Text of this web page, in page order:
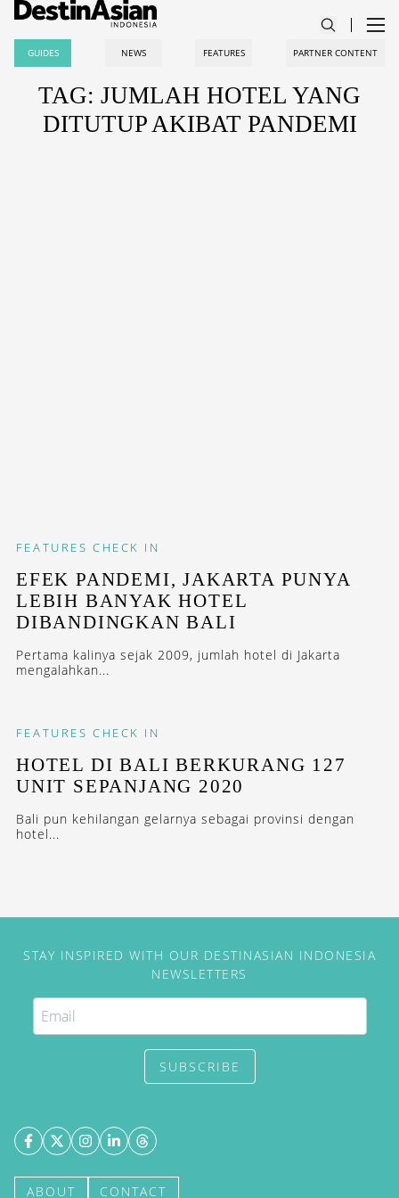
GUIDES NEWS FEATURES PARTNER CONTENT
TAG: JUMLAH HOTEL YANG
DITUTUP AKIBAT PANDEMI
FEATURES CHECK IN
EFEK PANDEMI, JAKARTA PUNYA
LEBIH BANYAK HOTEL
DIBANDINGKAN BALI
Pertama kalinya sejak 2009, jumlah hotel di Jakarta
mengalahkan...
FEATURES CHECK IN
HOTEL DI BALI BERKURANG 127
UNIT SEPANJANG 2020
Bali pun kehilangan gelarnya sebagai provinsi dengan
hotel...
STAY INSPIRED WITH OUR DESTINASIAN INDONESIA
NEWSLETTERS
SUBSCRIBE
ABOUT CONTACT